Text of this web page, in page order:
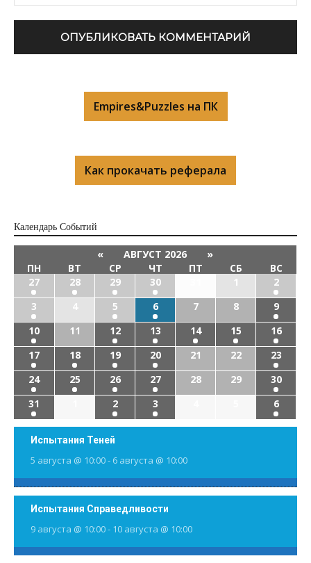
Empires&Puzzles на ПК
Как прокачать реферала
Календарь Cобытий
« АВГУСТ 2026
»
ПН
ВТ СР ЧТ ПТ СБ
ВС
27
28 29 30 1
2
3
4 5 6 7 8
9
10
11 12 13 14 15
16
17
18 19 20 21 22
23
24
25 26 27 28 29
30
31
2 3 6
Испытания Теней
5 августа @ 10:00- 6 августа @ 10:00
Испытания Справедливости
9 августа @ 10:00- 10 августа @ 10:00